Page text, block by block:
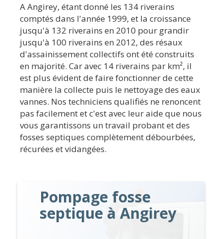
A Angirey, étant donné les 134 riverains
comptés dans l'année 1999, et la croissance
jusqu'à 132 riverains en 2010 pour grandir
jusqu'à 100 riverains en 2012, des résaux
d'assainissement collectifs ont été construits
en majorité. Car avec 14 riverains par km², il
est plus évident de faire fonctionner de cette
manière la collecte puis le nettoyage des eaux
vannes. Nos techniciens qualifiés ne renoncent
pas facilement et c'est avec leur aide que nous
vous garantissons un travail probant et des
fosses septiques complètement débourbées,
récurées et vidangées.
Pompage fosse
septique à Angirey